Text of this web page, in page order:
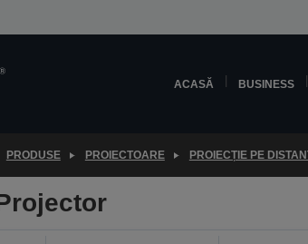
ACASĂ BUSINESS
PRODUSE PROIECTOARE PROIECȚIE PE